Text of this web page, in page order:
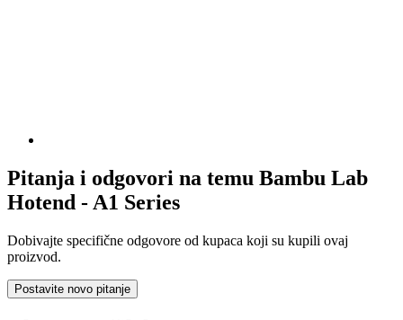
Pitanja i odgovori na temu Bambu Lab
Hotend - A1 Series
Dobivajte specifične odgovore od kupaca koji su kupili ovaj
proizvod.
Postavite novo pitanje